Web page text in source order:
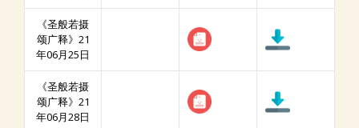
《圣般若摄
颂广释》21
年06月25日
《圣般若摄
颂广释》21
年06月28日